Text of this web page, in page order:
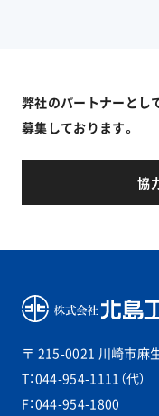
弊社のパートナーとし
募集しております。
協
〒 215-0021 川崎市麻
T：044-954-1111（代）
F：044-954-1800